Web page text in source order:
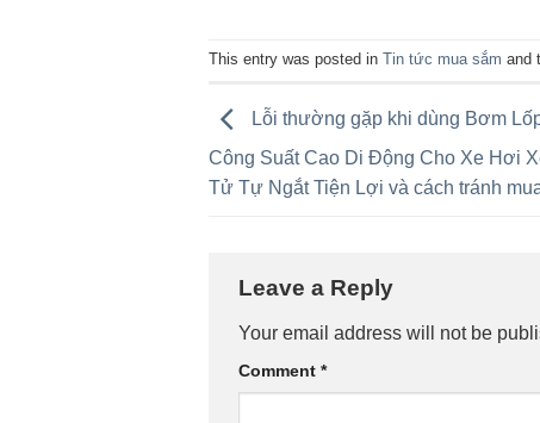
This entry was posted in Tin tức mua sắm and
Lỗi thường gặp khi dùng Bơm
Công Suất Cao Di Động Cho Xe Hơi
Tử Tự Ngắt Tiện Lợi và cách tránh
Leave a Reply
Your email address will not be
Comment *